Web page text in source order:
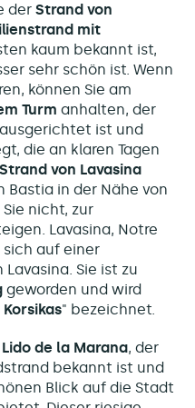
der Strand von
mit
kaum bekannt ist,
sehr schön ist. Wenn
können Sie am
Turm anhalten, der
ist und
die an klaren Tagen
Strand von Lavasina
Bastia in der Nähe von
nicht, zur
Lavasina, Notre
sich auf einer
Sie ist zu
geworden und wird
" bezeichnet.
Lido de la Marana, der
bekannt ist und
Blick auf die Stadt